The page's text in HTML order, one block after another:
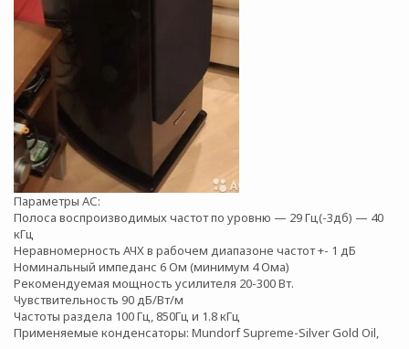
Параметры АС:
Полоса воспроизводимых частот по уровню — 29 Гц(-3дб) — 40
кГц
Неравномерность АЧХ в рабочем диапазоне частот +- 1 дБ
Номинальный импеданс 6 Ом (минимум 4 Ома)
Рекомендуемая мощность усилителя 20-300 Вт.
Чувствительность 90 дБ/Вт/м
Частоты раздела 100 Гц, 850Гц и 1.8 кГц
Применяемые конденсаторы: Mundorf Supreme-Silver Gold Oil,